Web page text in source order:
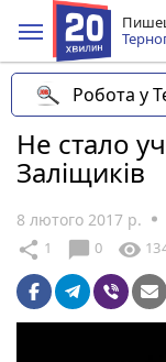
Робота у
Не стало
Заліщиків
8 лютого 2017 р.
share 1 chat_bubble 0 visibility